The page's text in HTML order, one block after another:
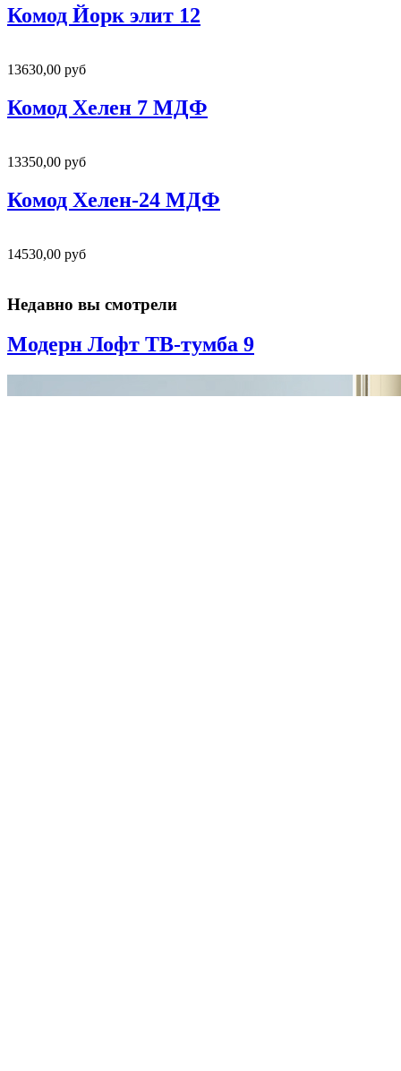
Комод Йорк элит 12
13630,00 руб
Комод Хелен 7 МДФ
13350,00 руб
Комод Хелен-24 МДФ
14530,00 руб
Недавно вы смотрели
Модерн Лофт ТВ-тумба 9